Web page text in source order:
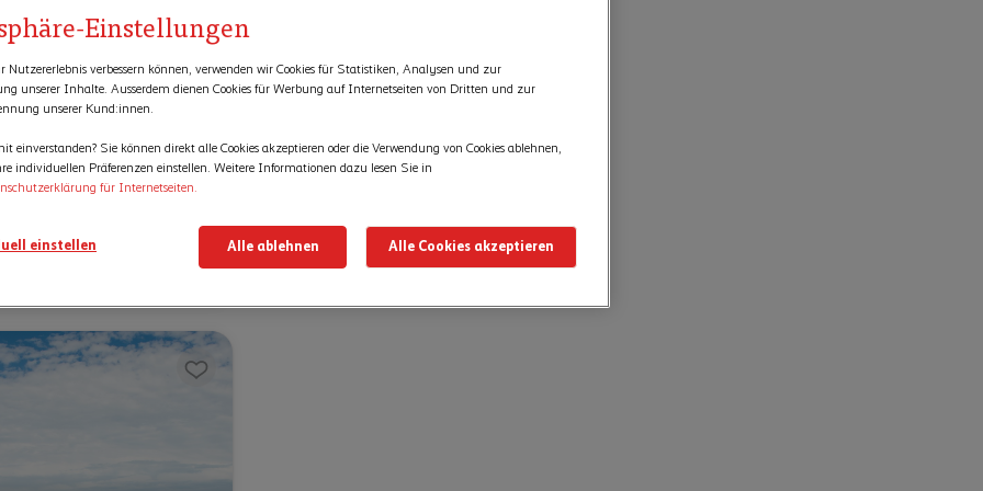
– zwischen
Einstellungen
Nutzererlebnis verbessern können, verwenden wir Cookies für Statistiken, Analysen und zur
unserer Inhalte. Ausserdem dienen Cookies für Werbung auf Internetseiten von Dritten und zur
unserer Kund:innen.
einverstanden? Sie können direkt alle Cookies akzeptieren oder die Verwendung von Cookies ablehnen,
individuellen Präferenzen einstellen. Weitere Informationen dazu lesen Sie in
für Internetseiten.
einstellen Alle ablehnen Alle Cookies akzeptieren